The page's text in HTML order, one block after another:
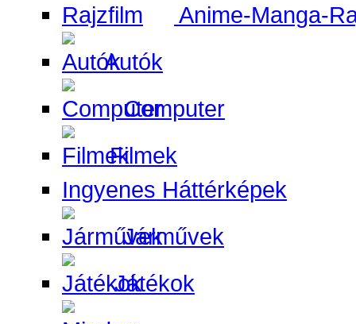
Anime-Manga-
Autók
Computer
Filmek
Ingyenes Háttérképek
Járművek
Játékok